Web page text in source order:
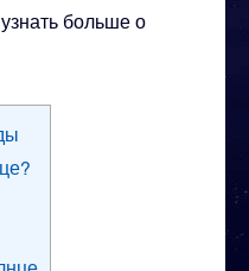
больше о